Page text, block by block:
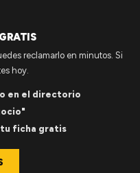
reclamarlo en minutos. Si
hoy.
en el directorio
ficha gratis